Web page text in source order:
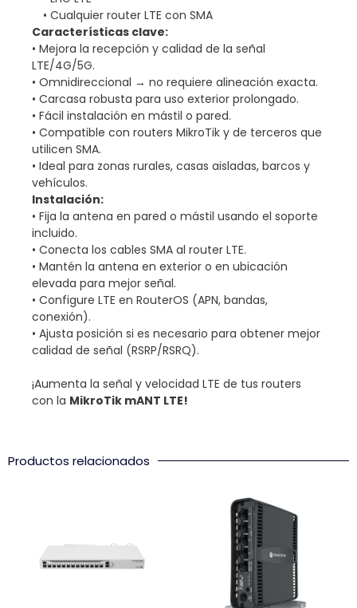
• Cualquier router LTE con SMA
Características clave:
• Mejora la recepción y calidad de la señal
LTE/4G/5G.
• Omnidireccional → no requiere alineación exacta.
• Carcasa robusta para uso exterior prolongado.
• Fácil instalación en mástil o pared.
• Compatible con routers MikroTik y de terceros que
utilicen SMA.
• Ideal para zonas rurales, casas aisladas, barcos y
vehículos.
Instalación:
• Fija la antena en pared o mástil usando el soporte
incluido.
• Conecta los cables SMA al router LTE.
• Mantén la antena en exterior o en ubicación
elevada para mejor señal.
• Configure LTE en RouterOS (APN, bandas,
conexión).
• Ajusta posición si es necesario para obtener mejor
calidad de señal (RSRP/RSRQ).
¡Aumenta la señal y velocidad LTE de tus routers
con la MikroTik mANT LTE!
Productos relacionados